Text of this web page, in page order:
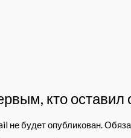
кто
не будет опубликован.